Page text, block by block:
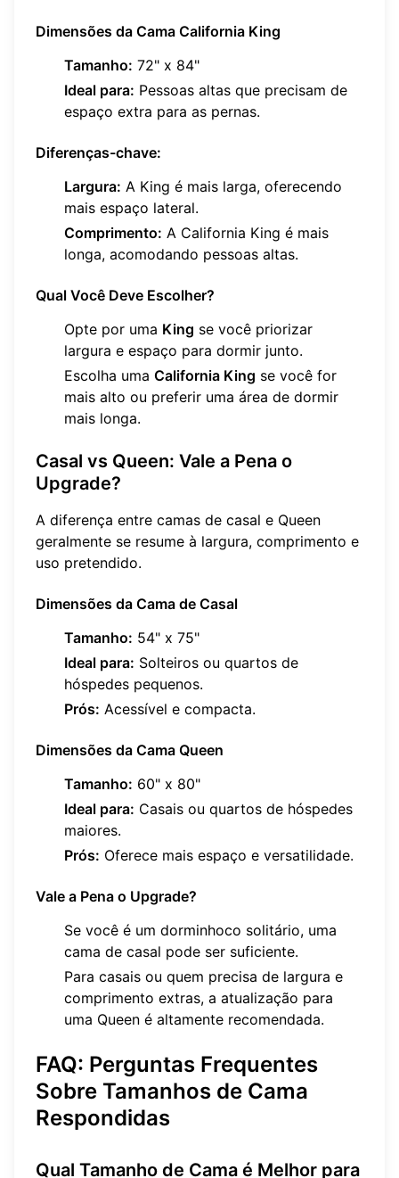
Dimensões da Cama California King
Tamanho: 72" x 84"
Ideal para: Pessoas altas que precisam de
espaço extra para as pernas.
Diferenças-chave:
Largura: A King é mais larga, oferecendo
mais espaço lateral.
Comprimento: A California King é mais
longa, acomodando pessoas altas.
Qual Você Deve Escolher?
Opte por uma King se você priorizar
largura e espaço para dormir junto.
Escolha uma California King se você for
mais alto ou preferir uma área de dormir
mais longa.
Casal vs Queen: Vale a Pena o
Upgrade?
A diferença entre camas de casal e Queen
geralmente se resume à largura, comprimento e
uso pretendido.
Dimensões da Cama de Casal
Tamanho: 54" x 75"
Ideal para: Solteiros ou quartos de
hóspedes pequenos.
Prós: Acessível e compacta.
Dimensões da Cama Queen
Tamanho: 60" x 80"
Ideal para: Casais ou quartos de hóspedes
maiores.
Prós: Oferece mais espaço e versatilidade.
Vale a Pena o Upgrade?
Se você é um dorminhoco solitário, uma
cama de casal pode ser suficiente.
Para casais ou quem precisa de largura e
comprimento extras, a atualização para
uma Queen é altamente recomendada.
FAQ: Perguntas Frequentes
Sobre Tamanhos de Cama
Respondidas
Qual Tamanho de Cama é Melhor para